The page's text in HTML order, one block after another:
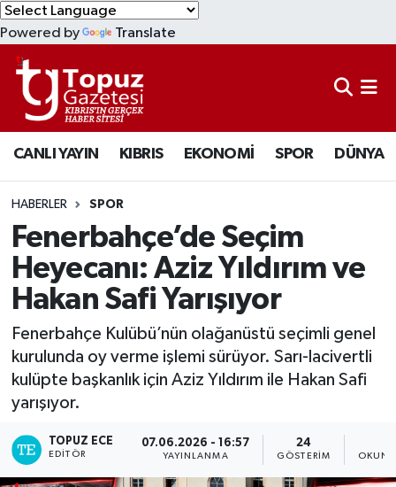
Powered by Translate
CANLI YAYIN KIBRIS EKONOMİ SPOR DÜNYA
HABERLER SPOR
Fenerbahçe’de Seçim
Heyecanı: Aziz Yıldırım ve
Hakan Safi Yarışıyor
Fenerbahçe Kulübü’nün olağanüstü seçimli genel
kurulunda oy verme işlemi sürüyor. Sarı-lacivertli
kulüpte başkanlık için Aziz Yıldırım ile Hakan Safi
yarışıyor.
TOPUZ ECE
EDITÖR
07.06.2026 - 16:57
YAYINLANMA
24
GÖSTERIM
KIBRIS
DÜNYA
EKONOMİ
MAGAZİN
SAĞLIK
SPOR
TEKNOLOJİ
TÜRKİYE
Lefkoşa Nöbetçi Eczaneler
Lefkoşa Hava Durumu
Lefkoşa Trafik Yoğunluk Haritası
Süper Lig Puan Durumu ve Fikstür
Tüm Manşetler
Son Dakika Haberleri
Haber Arşivi